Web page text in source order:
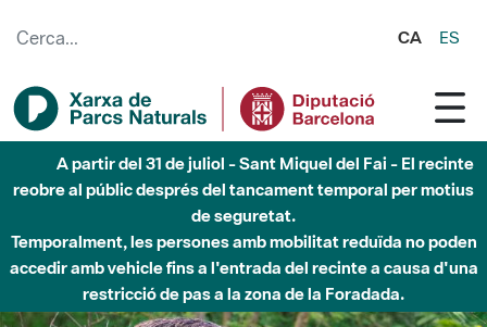
CA ES
A partir del 31 de juliol - Sant Miquel del Fai - El recinte
reobre al públic després del tancament temporal per motius
de seguretat.
Temporalment, les persones amb mobilitat reduïda no poden
accedir amb vehicle fins a l'entrada del recinte a causa d'una
restricció de pas a la zona de la Foradada.